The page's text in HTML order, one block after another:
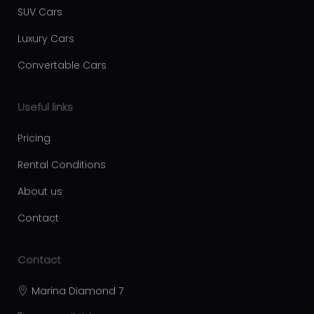
SUV Cars
Luxury Cars
Convertable Cars
Useful links
Pricing
Rental Conditions
About us
Contact
Contact
Marina Diamond 7